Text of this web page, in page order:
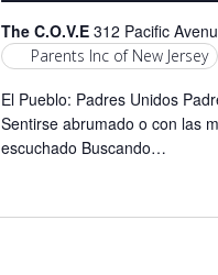
The C.O.V.E312 Pacific
Parents Inc of New Jersey
El Pueblo: Padres Unidos
Sentirse abrumado o con las
escuchado Buscando…